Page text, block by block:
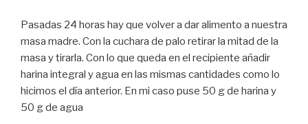
Pasadas 24 horas hay que volver a dar alimento a nuestra
masa madre. Con la cuchara de palo retirar la mitad de la
masa y tirarla. Con lo que queda en el recipiente añadir
harina integral y agua en las mismas cantidades como lo
hicimos el día anterior. En mi caso puse 50 g de harina y
50 g de agua